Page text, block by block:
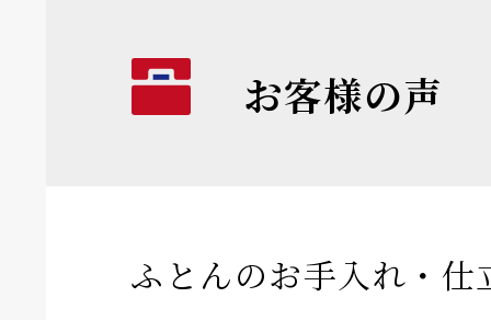
お客様の声
ふとんのお手入れ・仕